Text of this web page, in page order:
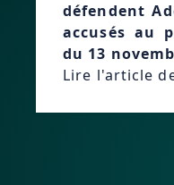
défendent
accusés au
du 13
Lire l'article